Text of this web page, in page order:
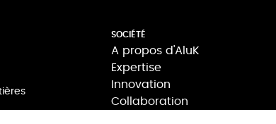
SOCIÉTÉ
A propos d'AluK
Expertise
Innovation
Collaboration